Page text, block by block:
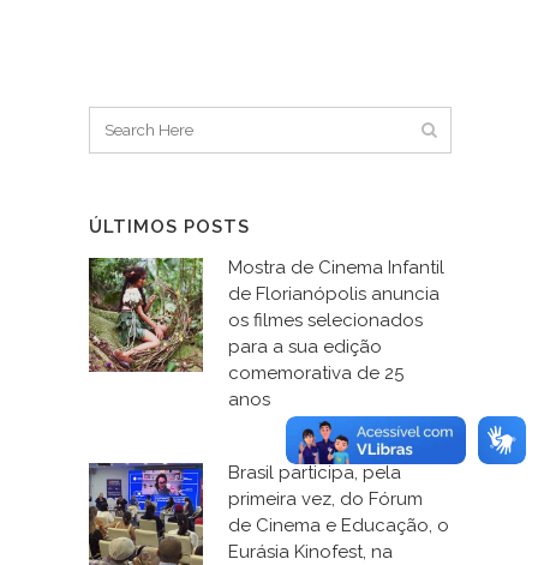
ÚLTIMOS POSTS
Mostra de Cinema Infantil
de Florianópolis anuncia
os filmes selecionados
para a sua edição
comemorativa de 25
anos
Brasil participa, pela
primeira vez, do Fórum
de Cinema e Educação, o
Eurásia Kinofest, na